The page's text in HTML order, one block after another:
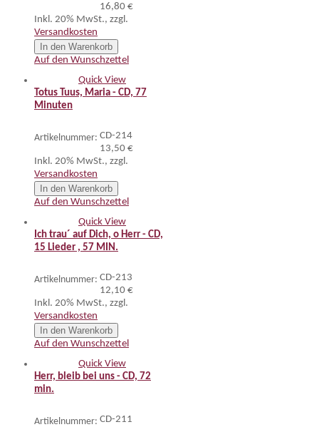
16,80 €
Inkl. 20% MwSt., zzgl.
Versandkosten
In den Warenkorb
Auf den Wunschzettel
Quick View
Totus Tuus, Maria - CD, 77
Minuten
Artikelnummer: CD-214
13,50 €
Inkl. 20% MwSt., zzgl.
Versandkosten
In den Warenkorb
Auf den Wunschzettel
Quick View
Ich trau´ auf Dich, o Herr - CD,
15 Lieder , 57 MIN.
Artikelnummer: CD-213
12,10 €
Inkl. 20% MwSt., zzgl.
Versandkosten
In den Warenkorb
Auf den Wunschzettel
Quick View
Herr, bleib bei uns - CD, 72
min.
Artikelnummer: CD-211